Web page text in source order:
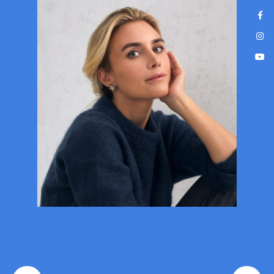
Nowoczesne, bezbolesne leczenie
na wyciągnięcie ręki!